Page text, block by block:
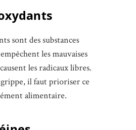
sont des substances
les mauvaises
les radicaux libres.
il faut prioriser ce
alimentaire.